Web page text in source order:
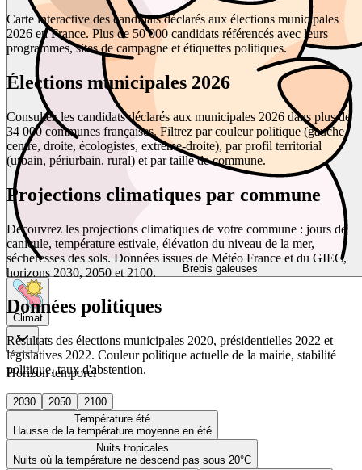
Brebis galeuses
Climat
Horizon temporel
2030 2050
2100
Température été
Hausse de la température moyenne en été
Nuits tropicales
Nuits où la température ne descend pas sous 20°C
Carte interactive des candidats déclarés aux élections municipales
2026 en France. Plus de 50 000 candidats référencés avec leurs
programmes, sites de campagne et étiquettes politiques.
Élections municipales 2026
Consultez les candidats déclarés aux municipales 2026 dans plus de
34 000 communes françaises. Filtrez par couleur politique (gauche,
centre, droite, écologistes, extrême-droite), par profil territorial
(urbain, périurbain, rural) et par taille de commune.
Projections climatiques par commune
Découvrez les projections climatiques de votre commune : jours de
canicule, température estivale, élévation du niveau de la mer,
sécheresses des sols. Données issues de Météo France et du GIEC,
horizons 2030, 2050 et 2100.
Données politiques
Résultats des élections municipales 2020, présidentielles 2022 et
législatives 2022. Couleur politique actuelle de la mairie, stabilité
politique, taux d'abstention.